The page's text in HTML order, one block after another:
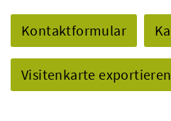
Kontaktformular
Visitenkarte exportieren